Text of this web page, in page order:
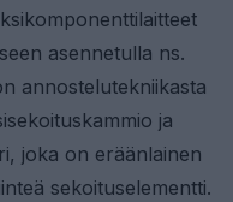
asennetulla ns.
annostelutekniikasta
ja
joka on eräänlainen
sekoituselementti.